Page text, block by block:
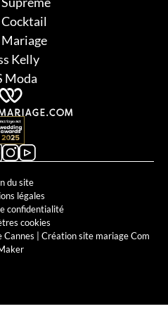
Cocktail
Mariage
Kelly
Moda
du site
légales
confidentialité
cookies
| Création site mariage Com